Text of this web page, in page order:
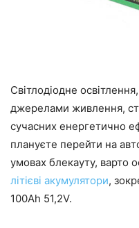
Світлодіодне
джерелами живлення,
сучасних енергетично
плануєте перейти на
умовах блекауту, варто
літієві акумулятори,
100Ah 51,2V.